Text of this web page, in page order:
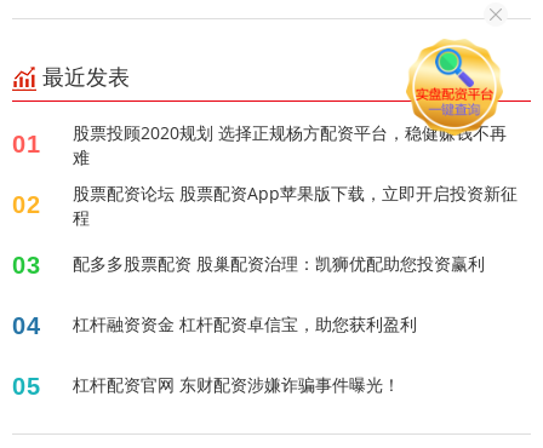
最近发表
01
股票投顾2020规划 选择正规杨方配资平台，稳健赚钱不再
难
02
股票配资论坛 股票配资App苹果版下载，立即开启投资新征
程
03 配多多股票配资 股巢配资治理：凯狮优配助您投资赢利
04 杠杆融资资金 杠杆配资卓信宝，助您获利盈利
05 杠杆配资官网 东财配资涉嫌诈骗事件曝光！